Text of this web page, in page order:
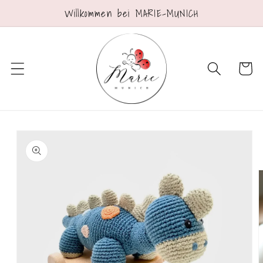
Inhalt
Willkommen bei MARIE-MUNICH